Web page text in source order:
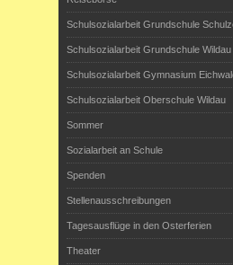
Schulsozialarbeit Grundschule
Schulsozialarbeit Grundschule Wildau
Schulsozialarbeit Gymnasium
Schulsozialarbeit Oberschule Wildau
Sommer
Sozialarbeit an Schule
Spenden
Stellenausschreibungen
Tagesausflüge in den Osterferien
Theater